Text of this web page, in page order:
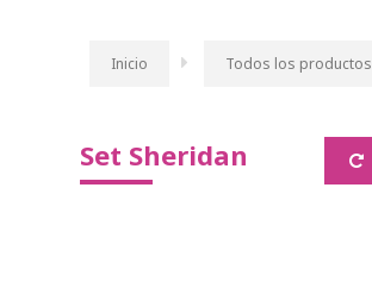
Inicio Todos los productos
Set Sheridan